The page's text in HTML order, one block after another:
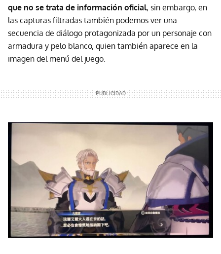
que no se trata de información oficial, sin embargo, en
las capturas filtradas también podemos ver una
secuencia de diálogo protagonizada por un personaje con
armadura y pelo blanco, quien también aparece en la
imagen del menú del juego.